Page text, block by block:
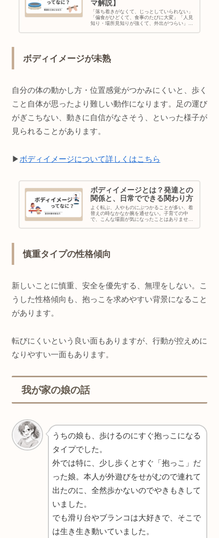
マ解説】
「落ち着きがなくて、じっとしていられない」
「偏食がひどくて、食事のたびに大変」「人見
知り・場所見知りが強くて、外出がつらい」子
ボディイメージが未熟
自分の体の動かし方・位置感覚がつかみにくいと、歩く
こと自体が思ったより難しい動作になります。足の運び
がぎこちない、動きに自信がなさそう、といった様子が
見られることがあります。
▶ ボディイメージについて詳しくはこちら
ボディイメージとは？発達との
関係と、日常でできる関わり方
よく転ぶ、人やものにぶつかることが多い、着
替えの時なかなか腕を通せない。子育ての中
で、こんな場面が気になったことはありません
慎重タイプの性格傾向
新しいことに慎重、安全を優先する、無理をしない。こ
うした性格傾向も、抱っこを求めやすい背景になること
があります。
転びにくいという良い面もありますが、行動が控えめに
なりやすい一面もあります。
我が家の娘の話
うちの娘も、歩けるのにすぐ抱っこになる
タイプでした。
外では特に、少し歩くとすぐ「抱っこ」だ
った娘。本人が外遊びをせがむので連れて
出たのに、全然歩かないのでやきもきして
いました。
でも滑り台やブランコは大好きで、そこで
は生き生き動いていました。